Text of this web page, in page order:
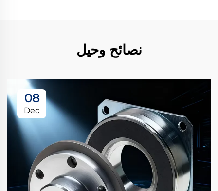
نصائح وحيل
08
Dec